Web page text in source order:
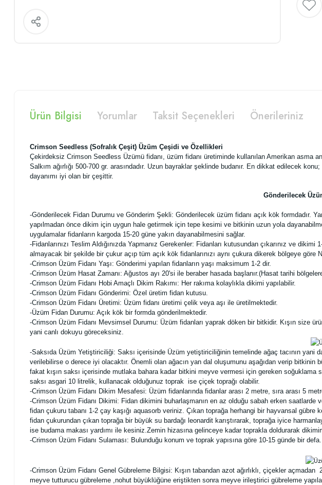
Ürün Bilgisi Yorumlar Taksit Seçenekleri Önerileriniz
Crimson Seedless (Sofralık Çeşit) Üzüm Çeşidi ve Özellikleri
Çekirdeksiz Crimson Seedless Üzümü fidanı, üzüm fidanı üretiminde kullanılan Amerikan asma
Salkım ağırlığı 500-700 gr. arasındadır. Uzun bayraklar şeklinde budanır. En dikkat edilecek
dayanımı iyi olan bir çeşittir.
Gönderilecek
-Gönderilecek Fidan Durumu ve Gönderim Şekli: Gönderilecek üzüm fidanı açık kök formdadır.
yapılmadan önce dikim için uygun hale getirmek için tepe kesimi ve bitkinin uzun yola
uygulamalar fidanların kargoda 15-20 güne yakın dayanabilmesini sağlar.
-Fidanlarınızı Teslim Aldığınızda Yapmanız Gerekenler: Fidanları kutusundan çıkarınız ve
almayacak bir şekilde bir çukur açıp tüm açık kök fidanlarınızı aynı çukura dikerek bölgeye göre
-Crimson Üzüm Fidanı Yaşı: Gönderimi yapılan fidanların yaşı maksimum 1-2 dir.
-Crimson Üzüm Hasat Zamanı: Ağustos ayı 20'si ile beraber hasada başlanır.(Hasat tarihi
-Crimson Üzüm Fidanı Hobi Amaçlı Dikim Rakımı: Her rakıma kolaylıkla dikimi yapılabilir.
-Crimson Üzüm Fidanı Gönderimi: Özel üretim fidan kutusu.
-Crimson Üzüm Fidanı Üretimi: Üzüm fidanı üretimi çelik veya aşı ile üretilmektedir.
-Üzüm Fidan Durumu: Açık kök bir formda gönderilmektedir.
-Crimson Üzüm Fidanı Mevsimsel Durumu: Üzüm fidanları yaprak döken bir bitkidir. Kışın size
yani canlı dokuyu göreceksiniz.
-Saksıda Üzüm Yetiştiriciliği: Saksı içerisinde Üzüm yetiştiriciliğinin temelinde ağaç tacının yani
verilebilirse o derece iyi olacaktır. Önemli olan ağacın yan dal oluşumunu aşağıdan verip
fakat kışın saksı içerisinde mutlaka bahara kadar bitkini meyve vermesi için gereken soğuklama
saksı asgari 10 litrelik, kullanacak olduğunuz toprak ise çiçek toprağı olabilir.
-Crimson Üzüm Fidanı Dikim Mesafesi: Üzüm fidanlarında fidanlar arası 2 metre, sıra arası 5
-Crimson Üzüm Fidanı Dikimi: Fidan dikimini buharlaşmanın en az olduğu sabah erken
fidan çukuru tabanı 1-2 çay kaşığı aquasorb veriniz. Çıkan toprağa herhangi bir hayvansal
fidan çukurundan çıkan toprağa bir büyük su bardağı leonardit karıştırarak, toprağa iyice
ise budama makası yardımı ile kesiniz.Zemin hizasına gelinceye kadar toprakla doldurarak
-Crimson Üzüm Fidanı Sulaması: Bulunduğu konum ve toprak yapısına göre 10-15 günde bir
-Crimson Üzüm Fidanı Genel Gübreleme Bilgisi: Kışın tabandan azot ağırlıklı, çiçekler
meyve tutturucu gübreleme ,nohut büyüklüğüne eriştikten sonra meyve irileştirici gübreleme